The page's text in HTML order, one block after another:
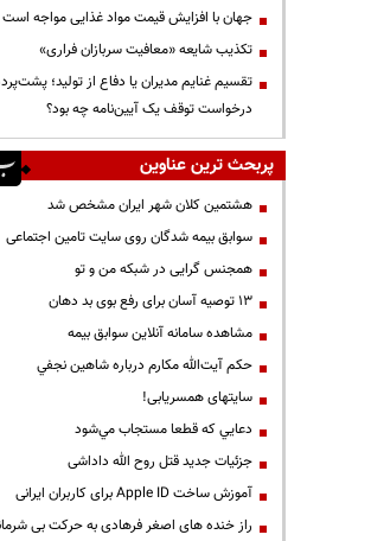
جهان با افزایش قیمت مواد غذایی مواجه است
تکذیب شایعه «معافیت سربازان فراری»
تقسیم غنایم مدیران یا دفاع از تولید؛
درخواست توقف یک آیین‌نامه چه بود؟
پربحث ترین عناوین
هشتمین کلان شهر ایران مشخص شد
سوابق بیمه شدگان روی سایت تامین اجتماعی
همجنس گرایی در شبکه من و تو
13 توصیه آسان برای رفع بوی بد دهان
مشاهده سامانه آنلاين سوابق بیمه
حكم آيت‌الله مكارم درباره شاهين نجفي
سایتهای همسریابی!
دعايي كه قطعا مستجاب مي‌شود
جزئیات جدید قتل روح الله داداشی
آموزش ساخت Apple ID برای کاربران ایرانی
راز خنده های اصغر فرهادی به حرکت بی